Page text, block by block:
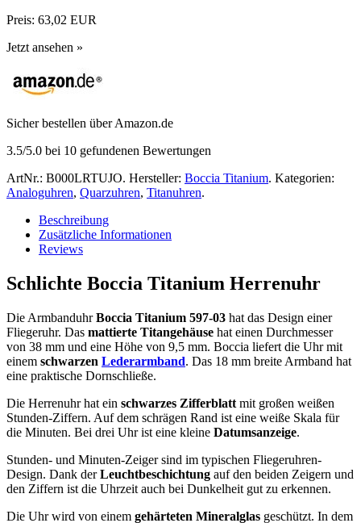
Preis: 63,02 EUR
Jetzt ansehen »
Sicher bestellen über Amazon.de
3.5/5.0 bei 10 gefundenen Bewertungen
ArtNr.: B000LRTUJO. Hersteller: Boccia Titanium. Kategorien:
Analoguhren, Quarzuhren, Titanuhren.
Beschreibung
Zusätzliche Informationen
Reviews
Schlichte Boccia Titanium Herrenuhr
Die ArmbanduhrBoccia Titanium 597-03 hat das Design einer
Fliegeruhr. Das mattierte Titangehäuse hat einen Durchmesser
von 38 mm und eine Höhe von 9,5 mm. Boccia liefert die Uhr mit
einem schwarzen Lederarmband. Das 18 mm breite Armband hat
eine praktische Dornschließe.
Die Herrenuhr hat ein schwarzes Zifferblatt mit großen weißen
Stunden-Ziffern. Auf dem schrägen Rand ist eine weiße Skala für
die Minuten. Bei drei Uhr ist eine kleine Datumsanzeige.
Stunden- und Minuten-Zeiger sind im typischen Fliegeruhren-
Design. Dank derLeuchtbeschichtung auf den beiden Zeigern und
den Ziffern ist die Uhrzeit auch bei Dunkelheit gut zu erkennen.
Die Uhr wird von einem gehärteten Mineralglas geschützt. In dem